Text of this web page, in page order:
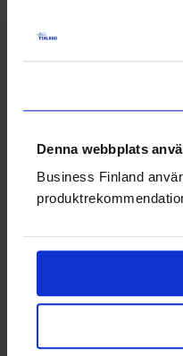
Denna webbplats
Business Finland